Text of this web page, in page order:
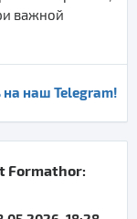
важной
наш Telegram!
Formathor: